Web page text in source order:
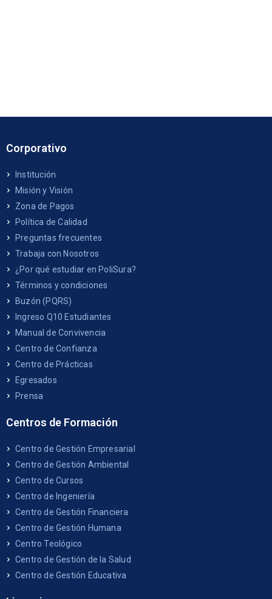
Corporativo
Institución
Misión y Visión
Zona de Pagos
Política de Calidad
Preguntas frecuentes
Trabaja con Nosotros
¿Por qué estudiar en PoliSura?
Términos y condiciones
Buzón (PQRS)
Ingreso Q10 Estudiantes
Manual de Convivencia
Centro de Confianza
Centro de Prácticas
Egresados
Prensa
Centros de Formación
Centro de Gestión Empresarial
Centro de Gestión Ambiental
Centro de Cursos
Centro de Ingeniería
Centro de Gestión Financiera
Centro de Gestión Humana
Centro Teológico
Centro de Gestión de la Salud
Centro de Gestión Educativa